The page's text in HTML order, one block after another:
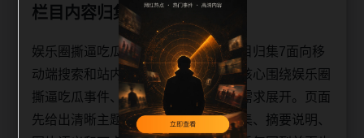
栏目内容归集
娱乐圈撕逼吃瓜事件今日吃瓜今日栏目归集7面向移
动端搜索和站内连续阅读场景整理，核心围绕娱乐圈
撕逼吃瓜事件、今日吃瓜和相关长尾需求展开。页面
先给出清晰主题，再补充今日栏目归集、摘要说明、